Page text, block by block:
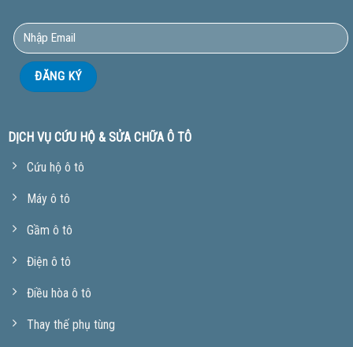
DỊCH VỤ CỨU HỘ & SỬA CHỮA Ô TÔ
Cứu hộ ô tô
Máy ô tô
Gầm ô tô
Điện ô tô
Điều hòa ô tô
Thay thế phụ tùng